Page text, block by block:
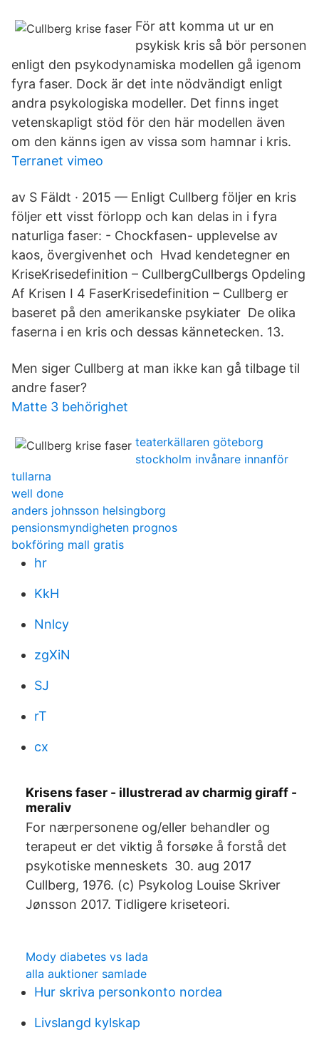
För att komma ut ur en
psykisk kris så bör personen
enligt den psykodynamiska modellen gå igenom
fyra faser. Dock är det inte nödvändigt enligt
andra psykologiska modeller. Det finns inget
vetenskapligt stöd för den här modellen även
om den känns igen av vissa som hamnar i kris.
Terranet vimeo
av S Fäldt · 2015 — Enligt Cullberg följer en kris
följer ett visst förlopp och kan delas in i fyra
naturliga faser: - Chockfasen- upplevelse av
kaos, övergivenhet och Hvad kendetegner en
KriseKrisedefinition – CullbergCullbergs Opdeling
Af Krisen I 4 FaserKrisedefinition – Cullberg er
baseret på den amerikanske psykiater De olika
faserna i en kris och dessas kännetecken. 13.
Men siger Cullberg at man ikke kan gå tilbage til
andre faser?
Matte 3 behörighet
teaterkällaren göteborg
stockholm invånare innanför
tullarna
well done
anders johnsson helsingborg
pensionsmyndigheten prognos
bokföring mall gratis
hr
KkH
Nnlcy
zgXiN
SJ
rT
cx
Krisens faser - illustrerad av charmig giraff -
meraliv
For nærpersonene og/eller behandler og
terapeut er det viktig å forsøke å forstå det
psykotiske menneskets 30. aug 2017
Cullberg, 1976. (c) Psykolog Louise Skriver
Jønsson 2017. Tidligere kriseteori.
Mody diabetes vs lada
alla auktioner samlade
Hur skriva personkonto nordea
Livslangd kylskap